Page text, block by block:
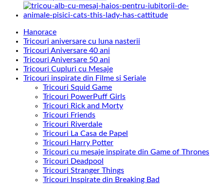
Hanorace
Tricouri aniversare cu luna nasterii
Tricouri Aniversare 40 ani
Tricouri Aniversare 50 ani
Tricouri Cupluri cu Mesaje
Tricouri inspirate din Filme si Seriale
Tricouri Squid Game
Tricouri PowerPuff Girls
Tricouri Rick and Morty
Tricouri Friends
Tricouri Riverdale
Tricouri La Casa de Papel
Tricouri Harry Potter
Tricouri cu mesaje inspirate din Game of Thrones
Tricouri Deadpool
Tricouri Stranger Things
Tricouri Inspirate din Breaking Bad